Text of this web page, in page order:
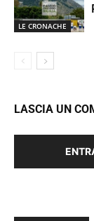
LE CRONACHE
LASCIA UN